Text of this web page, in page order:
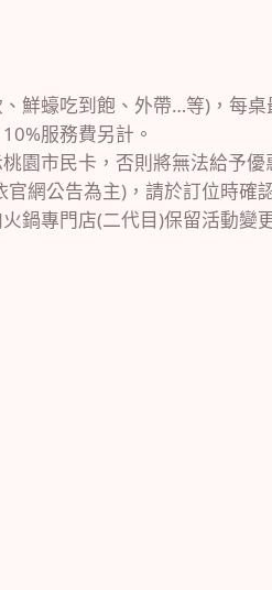
鮮蠔吃到飽、外帶…等)，每桌
服務費另計。
園市民卡，否則將無法給予優
網公告為主)，請於訂位時確
鍋專門店(二代目)保留活動變